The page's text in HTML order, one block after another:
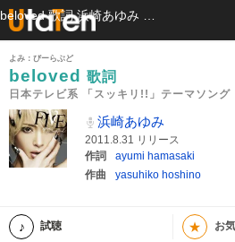
よみ：びーらぶど
beloved 歌詞
日本テレビ系 「スッキリ!!」テーマソング
浜崎あゆみ
2011.8.31 リリース
作詞
ayumi hamasaki
作曲
yasuhiko hoshino
試聴 ★ お